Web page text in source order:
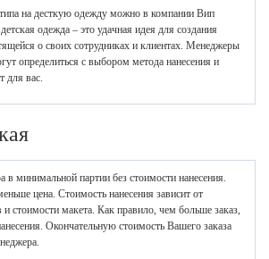
на десткую одежду можно в компании Вип
одежда – это удачная идея для создания
о своих сотрудниках и клиентах. Менеджеры
определиться с выбором метода нанесения и
для вас.
в минимальной партии без стоимости нанесения.
цена. Стоимость нанесения зависит от
и стоимости макета. Как правило, чем больше заказ,
Окончательную стоимость Вашего заказа